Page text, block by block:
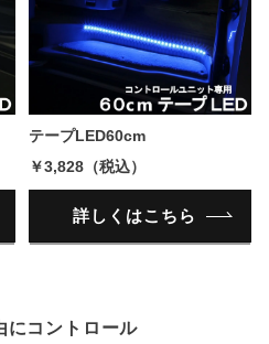
テープLED60cm
￥3,828（税込）
詳しくはこちら
にコントロール